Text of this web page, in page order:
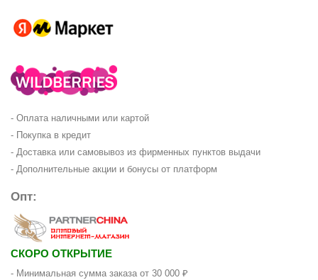
- Оплата наличными или картой
- Покупка в кредит
- Доставка или самовывоз из фирменных пунктов выдачи
- Дополнительные акции и бонусы от платформ
Опт:
СКОРО ОТКРЫТИЕ
- Минимальная сумма заказа от 30 000 ₽